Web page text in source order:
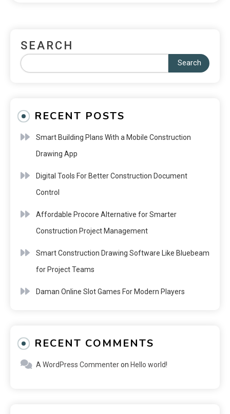
SEARCH
Search
RECENT POSTS
Smart Building Plans With a Mobile Construction
Drawing App
Digital Tools For Better Construction Document
Control
Affordable Procore Alternative for Smarter
Construction Project Management
Smart Construction Drawing Software Like Bluebeam
for Project Teams
Daman Online Slot Games For Modern Players
RECENT COMMENTS
A WordPress Commenteron Hello world!